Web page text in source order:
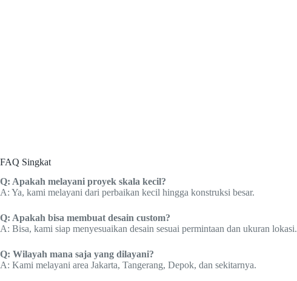
FAQ Singkat
Q: Apakah melayani proyek skala kecil?
A: Ya, kami melayani dari perbaikan kecil hingga konstruksi besar.
Q: Apakah bisa membuat desain custom?
A: Bisa, kami siap menyesuaikan desain sesuai permintaan dan ukuran lokasi.
Q: Wilayah mana saja yang dilayani?
A: Kami melayani area Jakarta, Tangerang, Depok, dan sekitarnya.